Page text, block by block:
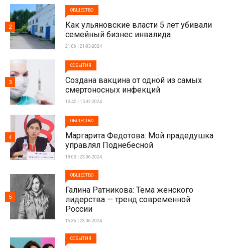
ОБЩЕСТВО
Как ульяновские власти 5 лет убивали
семейный бизнес инвалида
21:06 | 21-03-2024
2
СОБЫТИЯ
Создана вакцина от одной из самых
смертоносных инфекций
13:45 | 15-02-2024
3
ОБЩЕСТВО
Маргарита Федотова: Мой прадедушка
управлял Поднебесной
18:03 | 23-06-2024
4
ОБЩЕСТВО
Галина Ратникова: Тема женского
лидерства — тренд современной
России
16:36 | 23-06-2024
5
СОБЫТИЯ